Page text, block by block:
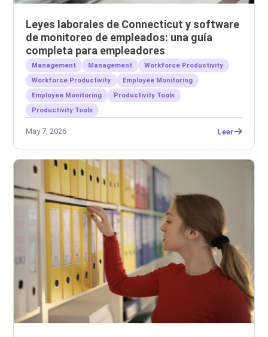
Leyes laborales de Connecticut y software
de monitoreo de empleados: una guía
completa para empleadores
Management Management
Workforce Productivity
Workforce Productivity
Employee Monitoring
Employee Monitoring
Productivity Tools
Productivity Tools
May 7, 2026 Leer